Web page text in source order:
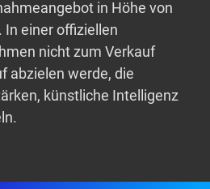
in Höhe von
In einer offiziellen
nicht zum Verkauf
abzielen werde, die
künstliche Intelligenz